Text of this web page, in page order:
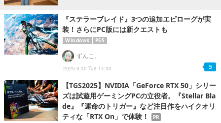
『ステラーブレイド』3つの追加エピローグが実
装！さらにPC版には新クエストも
Windows PS5
2025.9.30 Tue 14:30
ずんこ。
5
【TGS2025】NVIDIA「GeForce RTX 50」シリー
ズは試遊用ゲーミングPCの立役者。『Stellar Bla
de』『運命のトリガー』など注目作をハイクオリ
ティな「RTX On」で体験！
PR